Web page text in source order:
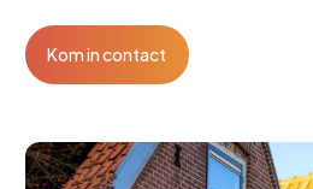
Kom in contact